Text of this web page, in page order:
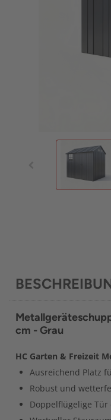
cm - Grau
HC Garten & Freizeit
Ausreichend Platz
Robust und
Doppelflügelige